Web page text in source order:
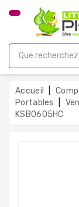
CATÉGORIE
Gamer
Unités
Centrales
Reconditionnées
Accueil
Portables
KSB0605HC